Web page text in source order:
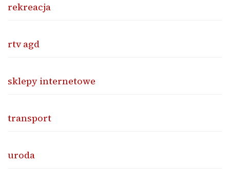
rekreacja
rtv agd
sklepy internetowe
transport
uroda